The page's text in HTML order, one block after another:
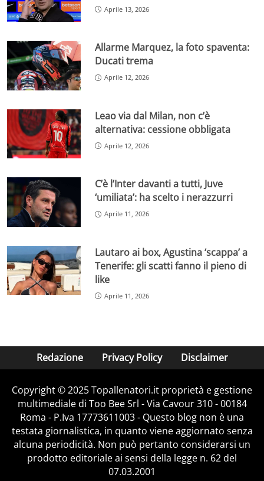
Aprile 13, 2026
Allarme Marquez, la foto spaventa:
Ducati trema
Aprile 12, 2026
Leao via dal Milan, non c’è
alternativa: cessione obbligata
Aprile 12, 2026
C’è l’Inter davanti a tutti, Juve
‘umiliata’: ha scelto i nerazzurri
Aprile 11, 2026
Lautaro ai box, Agustina ‘scappa’ a
Tenerife: gli scatti fanno il pieno di
like
Aprile 11, 2026
Redazione Privacy Policy Disclaimer
Copyright © 2025 Topallenatori.it proprietà e gestione
multimediale di Too Bee Srl - Via Cavour 310 - 00184
Roma - P.Iva 17773611003 - Questo blog non è una
testata giornalistica, in quanto viene aggiornato senza
alcuna periodicità. Non può pertanto considerarsi un
prodotto editoriale ai sensi della legge n. 62 del
07.03.2001